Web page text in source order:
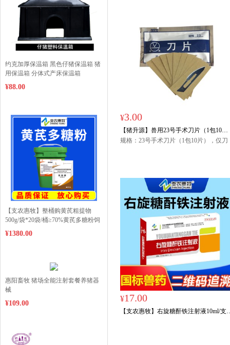
¥3.00
【猪升源】兽用23号手术刀片（1包10
片）阉割刀片
规格：23号手术刀片（1包10片），仅刀
¥17.00
【支农惠牧】右旋糖酐铁注射液10ml/支
约克加厚保温箱 黑色仔猪保温箱 猪
用保温箱 分体式产床保温箱
¥88.00
【支农惠牧】整桶购黄芪粗提物
500g/袋*20袋/桶≥70%黄芪多糖粉饲
料添加剂僵猪
¥1380.00
惠阳畜牧 猪场全能注射套餐养猪器
械
¥109.00